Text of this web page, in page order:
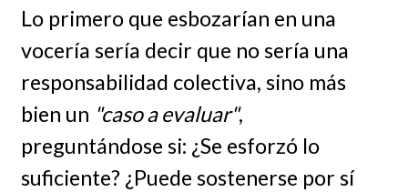
Lo primero que esbozarían en una
vocería sería decir que no sería una
responsabilidad colectiva, sino más
bien un "caso a evaluar",
preguntándose si: ¿Se esforzó lo
suficiente? ¿Puede sostenerse por sí